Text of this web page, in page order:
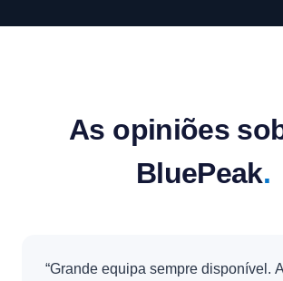
As opiniões
BluePeak.
“Grande equipa sempre disponível. A